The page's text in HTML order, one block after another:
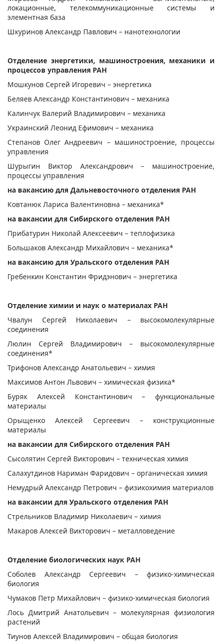
локационные, телекоммуникационные системы и
элементная база
Шкуринов Александр Павлович – нанотехнологии
Отделение энергетики, машиностроения, механики и
процессов управления РАН
Мошкунов Сергей Игоревич – энергетика
Беляев Александр Константинович – механика
Калинчук Валерий Владимирович – механика
Украинский Леонид Ефимович – механика
Степанов Олег Андреевич – машиностроение, процессы
управления
Шурыгин Виктор Александрович – машиностроение,
процессы управления
на вакансию для Дальневосточного отделения РАН
Ковтанюк Лариса Валентиновна – механика*
на вакансии для Сибирского отделения РАН
Прибатурин Николай Алексеевич – теплофизика
Большаков Александр Михайлович – механика*
на вакансию для Уральского отделения РАН
Гребенкин Константин Фридэнович – энергетика
Отделение химии и наук о материалах РАН
Чвалун Сергей Николаевич – высокомолекулярные
соединения
Люлин Сергей Владимирович – высокомолекулярные
соединения*
Трифонов Александр Анатольевич – химия
Максимов Антон Львович – химическая физика*
Буряк Алексей Константинович – функциональные
материалы
Орыщенко Алексей Сергеевич – конструкционные
материалы
на вакансии для Сибирского отделения РАН
Сысолятин Сергей Викторович – техническая химия
Салахутдинов Нариман Фаридович – органическая химия
Немудрый Александр Петрович – физикохимия материалов
на вакансии для Уральского отделения РАН
Стрельников Владимир Николаевич – химия
Макаров Алексей Викторович – металловедение
Отделение биологических наук РАН
Соболев Александр Сергеевич – физико-химическая
биология
Чумаков Петр Михайлович – физико-химическая биология
Лось Дмитрий Анатольевич – молекулярная физиология
растений
Тиунов Алексей Владимирович – общая биология